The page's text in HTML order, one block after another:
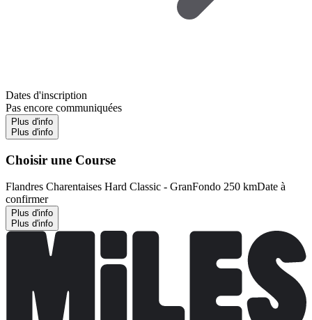
Dates d'inscription
Pas encore communiquées
Plus d'info
Plus d'info
Choisir une Course
Flandres Charentaises Hard Classic - GranFondo 250 kmDate à
confirmer
Plus d'info
Plus d'info